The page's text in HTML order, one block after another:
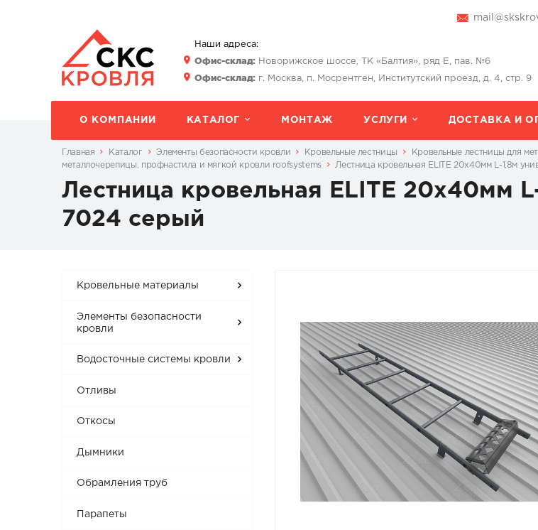
Наши адреса:
Офис-склад:Новорижское шоссе, ТК «Балтия», ряд Е, пав. №6
Офис-склад:г. Москва, п. Мосрентген, Институтский проезд, д. 4, стр. 9
О КОМПАНИИ КАТАЛОГ МОНТАЖ УСЛУГИ ДОСТАВКА И
Главная Каталог Элементы безопасности кровли Кровельные лестницы Кровельные лестницы для
металлочерепицы, профнастила и мягкой кровли roofsystems
Лестница кровельная ELITE 20x40мм L-1,8м
Лестница кровельная ELITE 20x40мм
7024 серый
Кровельные материалы
Элементы безопасности
кровли
Водосточные системы кровли
Отливы
Откосы
Дымники
Обрамления труб
Парапеты